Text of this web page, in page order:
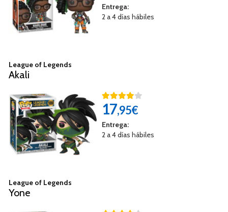
Entrega:
2 a 4 días hábiles
League of Legends
Akali
17,95€
Entrega:
2 a 4 días hábiles
League of Legends
Yone